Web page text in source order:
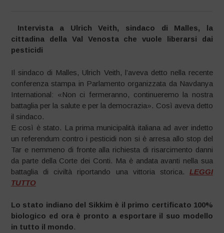
Intervista a Ulrich Veith, sindaco di Malles, la
cittadina della Val Venosta che vuole liberarsi dai
pesticidi
Il sindaco di Malles, Ulrich Veith, l’aveva detto nella recente
conferenza stampa in Parlamento organizzata da Navdanya
International: «Non ci fermeranno, continueremo la nostra
battaglia per la salute e per la democrazia». Così aveva detto
il sindaco.
E così è stato. La prima municipalità italiana ad aver indetto
un referendum contro i pesticidi non si è arresa allo stop del
Tar e nemmeno di fronte alla richiesta di risarcimento danni
da parte della Corte dei Conti. Ma è andata avanti nella sua
battaglia di civiltà riportando una vittoria storica. LEGGI
TUTTO
Lo stato indiano del Sikkim è il primo certificato 100%
biologico ed ora è pronto a esportare il suo modello
in tutto il mondo.